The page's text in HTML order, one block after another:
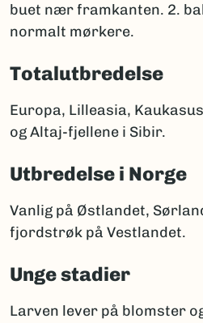
buet nær framkanten. 2.
normalt mørkere.
Totalutbredelse
Europa, Lilleasia,
og Altaj-fjellene i Sibir.
Utbredelse i Norge
Vanlig på Østlandet,
fjordstrøk på Vestlandet.
Unge stadier
Larven lever på blomster